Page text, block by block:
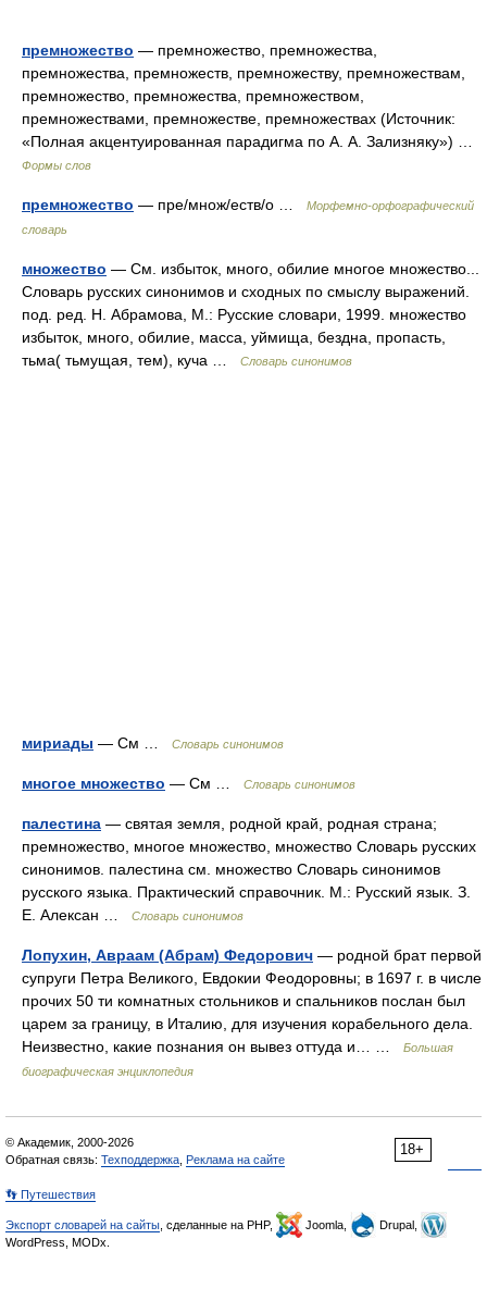
премножество — премножество, премножества,
премножества, премножеств, премножеству, премножествам,
премножество, премножества, премножеством,
премножествами, премножестве, премножествах (Источник:
«Полная акцентуированная парадигма по А. А. Зализняку») …
Формы слов
премножество — пре/множ/еств/о …
Морфемно-орфографический
словарь
множество — См. избыток, много, обилие многое множество...
Словарь русских синонимов и сходных по смыслу выражений.
под. ред. Н. Абрамова, М.: Русские словари, 1999. множество
избыток, много, обилие, масса, уймища, бездна, пропасть,
тьма( тьмущая, тем), куча …
Словарь синонимов
мириады — См … Словарь синонимов
многое множество — См … Словарь синонимов
палестина — святая земля, родной край, родная страна;
премножество, многое множество, множество Словарь русских
синонимов. палестина см. множество Словарь синонимов
русского языка. Практический справочник. М.: Русский язык. З.
Е. Алексан …
Словарь синонимов
Лопухин, Авраам (Абрам) Федорович — родной брат первой
супруги Петра Великого, Евдокии Феодоровны; в 1697 г. в числе
прочих 50 ти комнатных стольников и спальников послан был
царем за границу, в Италию, для изучения корабельного дела.
Неизвестно, какие познания он вывез оттуда и… …
Большая
биографическая энциклопедия
18+
© Академик, 2000-2026
Обратная связь: Техподдержка Реклама на сайте
👣 Путешествия
Экспорт словарей на сайты , сделанные на PHP, Joomla,
Drupal,
WordPress, MODx.